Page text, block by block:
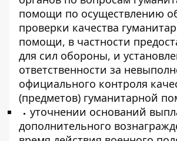
помощи по осуществлению
проверки качества
помощи, в частности
для сил обороны, и
ответственности за
официального контроля
(предметов) гуманитарной
уточнении оснований
дополнительного